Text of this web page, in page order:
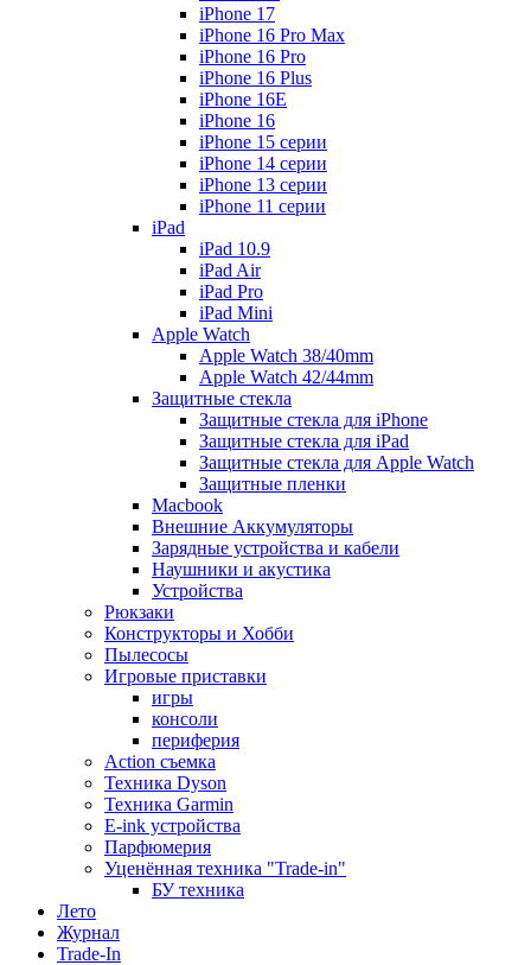
iPhone 17
iPhone 16 Pro Max
iPhone 16 Pro
iPhone 16 Plus
iPhone 16E
iPhone 16
iPhone 15 серии
iPhone 14 серии
iPhone 13 серии
iPhone 11 серии
iPad
iPad 10.9
iPad Air
iPad Pro
iPad Mini
Apple Watch
Apple Watch 38/40mm
Apple Watch 42/44mm
Защитные стекла
Защитные стекла для iPhone
Защитные стекла для iPad
Защитные стекла для Apple Watch
Защитные пленки
Macbook
Внешние Аккумуляторы
Зарядные устройства и кабели
Наушники и акустика
Устройства
Рюкзаки
Конструкторы и Хобби
Пылесосы
Игровые приставки
игры
консоли
периферия
Action съемка
Техника Dyson
Техника Garmin
E-ink устройства
Парфюмерия
Уценённая техника "Trade-in"
БУ техника
Лето
Журнал
Trade-In